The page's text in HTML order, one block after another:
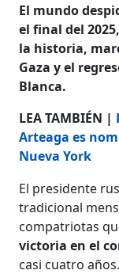
El mundo
el final del
la historia,
Gaza y el
Blanca.
LEA TAMBIÉN |
Arteaga es
Nueva York
El presidente
tradicional
compatriotas
victoria en el
casi cuatro años.